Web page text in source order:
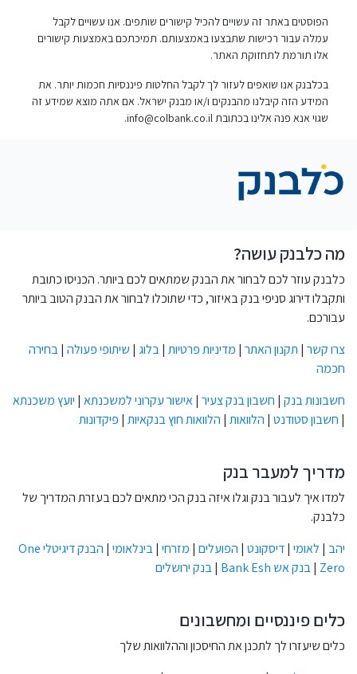
הפוסטים באתר זה עשויים להכיל קישורים שותפים. אנו עשויים לקבל
עמלה עבור רכישות שתבצעו באמצעותם. תמיכתכם באמצעות קישורים
אלו תורמת לתחזוקת האתר.
בכלבנק אנו שואפים לעזור לך לקבל החלטות פיננסיות חכמות יותר. את
המידע הזה קיבלנו מהבנקים ו/או מבנק ישראל. אם אתה מוצא שמידע זה
שגוי אנא פנה אלינו בכתובתinfo@colbank.co.il
.
מה כלבנק עושה?
כלבנק עוזר לכם לבחור את הבנק שמתאים לכם ביותר. הכניסו כתובת
ותקבלו דירוג סניפי בנק באיזור, כדי שתוכלו לבחור את הבנק הטוב ביותר
עבורכם.
צרו קשר | תקנון האתר | מדיניות פרטיות |בלוג | שיתופי פעולה |בחירה
חכמה
חשבונות בנק | חשבון בנק צעיר |אישור עקרוני למשכנתא | יועץ משכנתא
| חשבון סטודנט | הלוואות | הלוואות חוץ בנקאיות | פיקדונות
מדריך למעבר בנק
למדו איך לעבור בנק וגלו איזה בנק הכי מתאים לכם בעזרת המדריך של
כלבנק.
יהב | לאומי |דיסקונט | הפועלים | מזרחי |בינלאומי |
הבנק דיגיטלי One
Zero
|בנק אש Bank Esh |בנק ירושלים
כלים פיננסיים ומחשבונים
כלים שיעזרו לך לתכנן את החיסכון וההלוואות שלך